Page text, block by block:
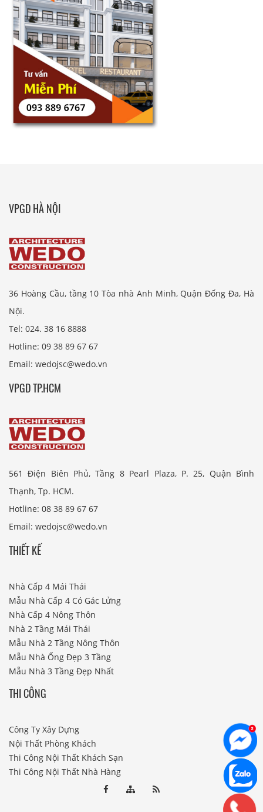
VPGD HÀ NỘI
36 Hoàng Cầu, tầng 10 Tòa nhà Anh Minh, Quận Đống Đa, Hà
Nội.
Tel: 024. 38 16 8888
Hotline: 09 38 89 67 67
Email: wedojsc@wedo.vn
VPGD TP.HCM
561 Điện Biên Phủ, Tầng 8 Pearl Plaza, P. 25, Quận Bình
Thạnh, Tp. HCM.
Hotline: 08 38 89 67 67
Email: wedojsc@wedo.vn
THIẾT KẾ
Nhà Cấp 4 Mái Thái
Mẫu Nhà Cấp 4 Có Gác Lửng
Nhà Cấp 4 Nông Thôn
Nhà 2 Tầng Mái Thái
Mẫu Nhà 2 Tầng Nông Thôn
Mẫu Nhà Ống Đẹp 3 Tầng
Mẫu Nhà 3 Tầng Đẹp Nhất
THI CÔNG
Công Ty Xây Dựng
Nội Thất Phòng Khách
Thi Công Nội Thất Khách Sạn
Thi Công Nội Thất Nhà Hàng